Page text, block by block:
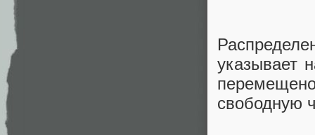
указывает
свободную